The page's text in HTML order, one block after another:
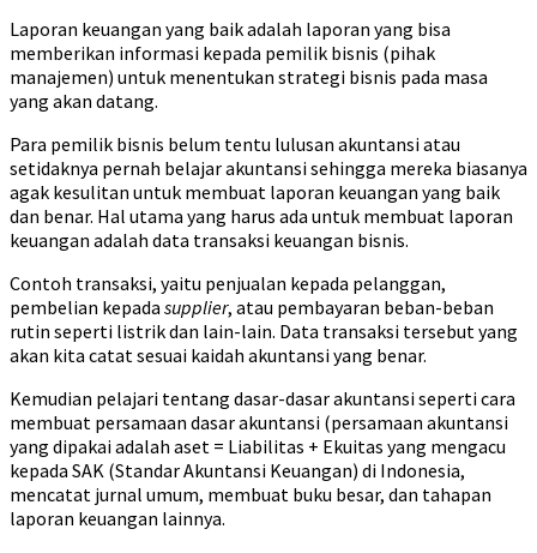
Laporan keuangan yang baik adalah laporan yang bisa
memberikan informasi kepada pemilik bisnis (pihak
manajemen) untuk menentukan strategi bisnis pada masa
yang akan datang.
Para pemilik bisnis belum tentu lulusan akuntansi atau
setidaknya pernah belajar akuntansi sehingga mereka biasanya
agak kesulitan untuk membuat laporan keuangan yang baik
dan benar. Hal utama yang harus ada untuk membuat laporan
keuangan adalah data transaksi keuangan bisnis.
Contoh transaksi, yaitu penjualan kepada pelanggan,
pembelian kepada supplier, atau pembayaran beban-beban
rutin seperti listrik dan lain-lain. Data transaksi tersebut yang
akan kita catat sesuai kaidah akuntansi yang benar.
Kemudian pelajari tentang dasar-dasar akuntansi seperti cara
membuat persamaan dasar akuntansi (persamaan akuntansi
yang dipakai adalah aset = Liabilitas + Ekuitas yang mengacu
kepada SAK (Standar Akuntansi Keuangan) di Indonesia,
mencatat jurnal umum, membuat buku besar, dan tahapan
laporan keuangan lainnya.